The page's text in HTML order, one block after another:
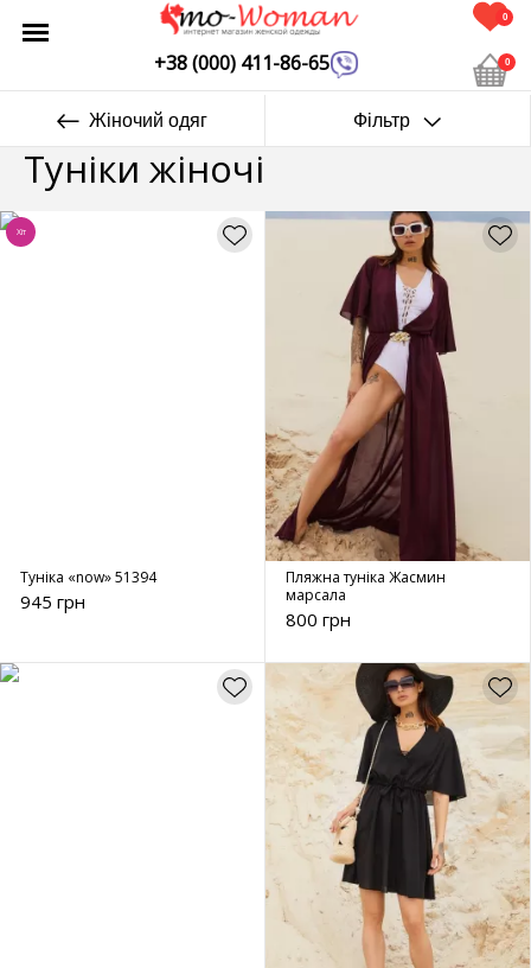
+38 (000) 411-86-65
0
0
Жіночий одяг Фільтр
Туніки жіночі
Хіт
Туніка «now» 51394
945 грн
Пляжна туніка Жасмин
марсала
800 грн